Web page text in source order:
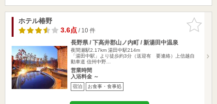
お気に入
りに追加
ホテル椿野
3.6点/ 10 件
長野県 / 下高井郡山ノ内町 / 新湯田中温泉
夜間瀬駅2.17km 湯田中駅214m
「湯田中駅」より徒歩約3分（送迎有 要連絡）上信越自
動車道 信州中野…
営業時間
入浴料金 ～
宿泊 お食事・食事処